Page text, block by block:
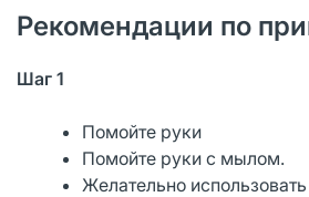
Рекомендации по
Шаг 1
Помойте руки
Помойте руки с мылом.
Желательно